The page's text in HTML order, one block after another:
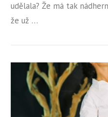
udělala? Že má tak
že už …